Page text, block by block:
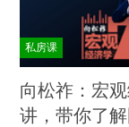
私房课
向松祚：宏
讲，带你了